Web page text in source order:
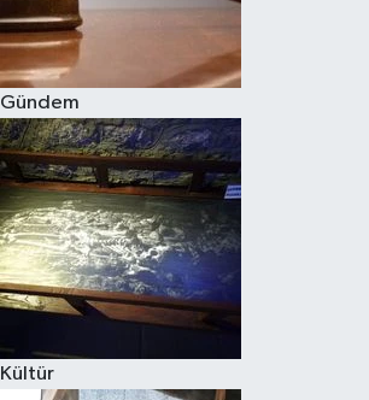
Gündem
Kültür
Spor
Burç Yorumları
Çocuk
Eğitim
Hava Durumu